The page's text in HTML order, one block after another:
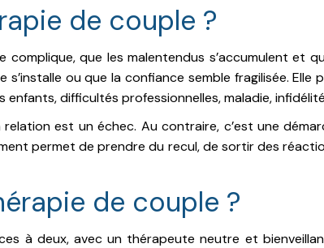
de couple ?
que les malentendus s’accumulent et
ou que la confiance semble fragilisée.
enfants, difficultés professionnelles, maladie,
est un échec. Au contraire, c’est une
permet de prendre du recul, de sortir des
de couple ?
à deux, avec un thérapeute neutre et